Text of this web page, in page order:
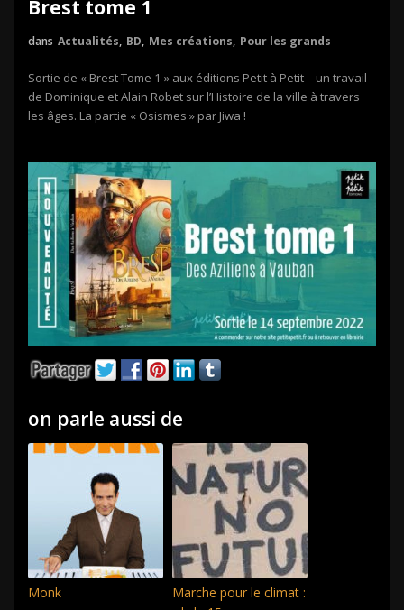
Brest tome 1
dans Actualités, BD, Mes créations, Pour les grands
Sortie de « Brest Tome 1 » aux éditions Petit à Petit – un travail
de Dominique et Alain Robet sur l’Histoire de la ville à travers
les âges. La partie « Osismes » par Jiwa !
on parle aussi de
Monk
Marche pour le climat :